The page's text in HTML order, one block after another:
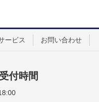
ービス お問い合わせ
付時間